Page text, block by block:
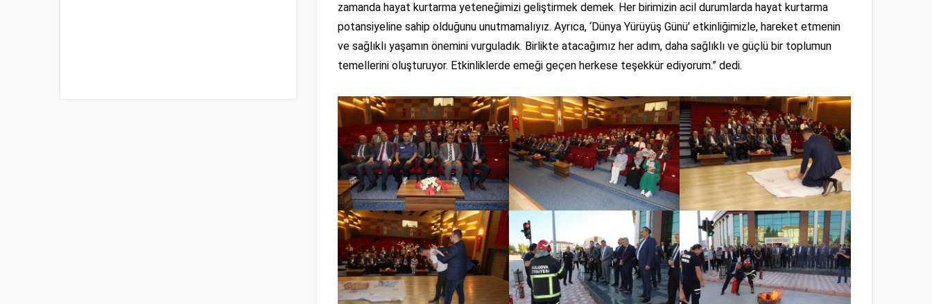
zamanda hayat kurtarma yeteneğimizi geliştirmek demek. Her birimizin acil durumlarda hayat kurtarma
potansiyeline sahip olduğunu unutmamalıyız. Ayrıca, ‘Dünya Yürüyüş Günü’ etkinliğimizle, hareket etmenin
ve sağlıklı yaşamın önemini vurguladık. Birlikte atacağımız her adım, daha sağlıklı ve güçlü bir toplumun
temellerini oluşturuyor. Etkinliklerde emeği geçen herkese teşekkür ediyorum.” dedi.